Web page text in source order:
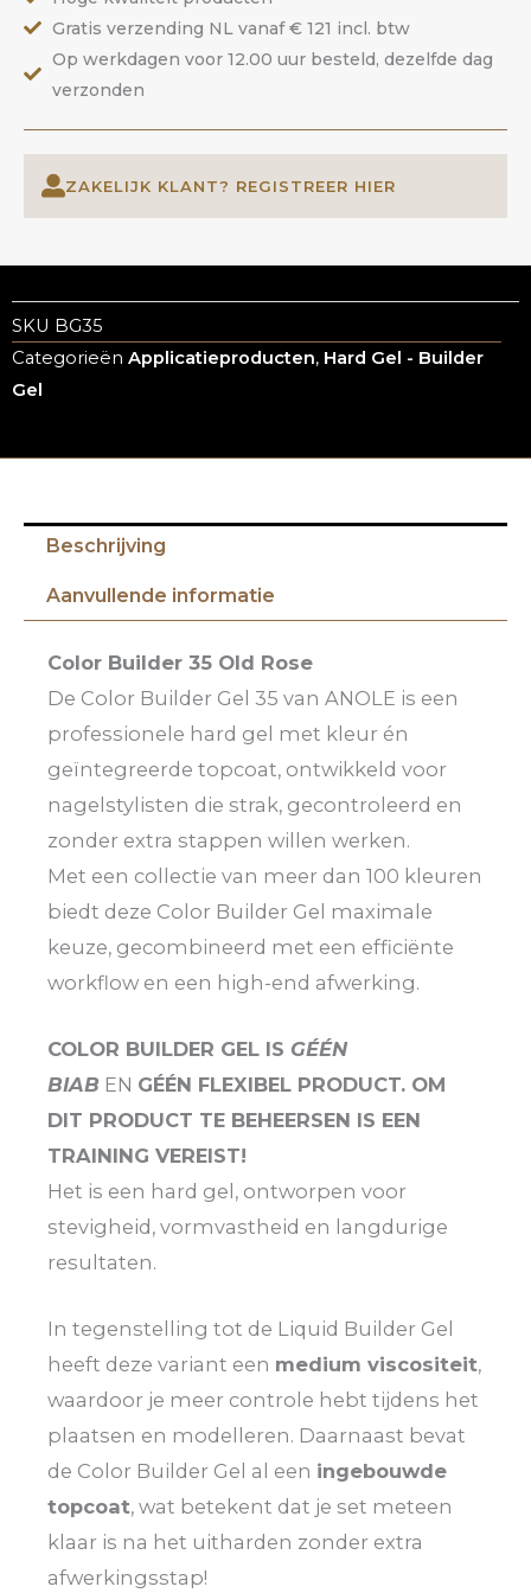
ANOLE
aantal
Gratis verzending NL vanaf € 121 incl. btw
Op werkdagen voor 12.00 uur besteld, dezelfde dag
verzonden
ZAKELIJK KLANT? REGISTREER HIER
SKU BG35
Categorieën Applicatieproducten, Hard Gel - Builder
Gel
Beschrijving
Aanvullende informatie
Color Builder 35 Old Rose
De Color Builder Gel 35 van ANOLE is een
professionele hard gel met kleur én
geïntegreerde topcoat, ontwikkeld voor
nagelstylisten die strak, gecontroleerd en
zonder extra stappen willen werken.
Met een collectie van meer dan 100 kleuren
biedt deze Color Builder Gel maximale
keuze, gecombineerd met een efficiënte
workflow en een high-end afwerking.
COLOR BUILDER GEL IS GÉÉN
BIAB EN GÉÉN FLEXIBEL PRODUCT. OM
DIT PRODUCT TE BEHEERSEN IS EEN
TRAINING VEREIST!
Het is een hard gel, ontworpen voor
stevigheid, vormvastheid en langdurige
resultaten.
In tegenstelling tot de Liquid Builder Gel
heeft deze variant een medium viscositeit,
waardoor je meer controle hebt tijdens het
plaatsen en modelleren. Daarnaast bevat
de Color Builder Gel al een ingebouwde
topcoat, wat betekent dat je set meteen
klaar is na het uitharden zonder extra
afwerkingsstap!